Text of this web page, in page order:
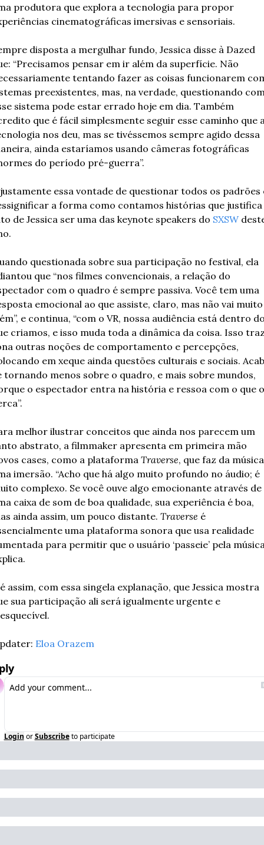
produtora que explora a tecnologia para propor
cinematográficas imersivas e sensoriais.
disposta a mergulhar fundo, Jessica disse à Dazed
“Precisamos pensar em ir além da superfície. Não
tentando fazer as coisas funcionarem
preexistentes, mas, na verdade, questionando
sistema pode estar errado hoje em dia. Também
que é fácil simplesmente seguir esse caminho que
nos deu, mas se tivéssemos sempre agido dessa
ainda estaríamos usando câmeras fotográficas
do período pré-guerra”.
essa vontade de questionar todos os padrões
a forma como contamos histórias que justifica
de Jessica ser uma das keynote speakers do SXSW
questionada sobre sua participação no festival, ela
que “nos filmes convencionais, a relação do
com o quadro é sempre passiva. Você tem uma
emocional ao que assiste, claro, mas não vai muito
e continua, “com o VR, nossa audiência está dentro
criamos, e isso muda toda a dinâmica da coisa. Isso
outras noções de comportamento e percepções,
em xeque ainda questões culturais e sociais.
tornando menos sobre o quadro, e mais sobre mundos,
o espectador entra na história e ressoa com o que o
melhor ilustrar conceitos que ainda nos parecem um
abstrato, a filmmaker apresenta em primeira mão
cases, como a plataforma Traverse, que faz da música
imersão. “Acho que há algo muito profundo no áudio; é
complexo. Se você ouve algo emocionante através de
caixa de som de boa qualidade, sua experiência é boa,
ainda assim, um pouco distante. Traverse é
uma plataforma sonora que usa realidade
para permitir que o usuário ‘passeie’ pela
assim, com essa singela explanação, que Jessica mostra
sua participação ali será igualmente urgente e
Eloa Orazem
Login or Subscribe to participate